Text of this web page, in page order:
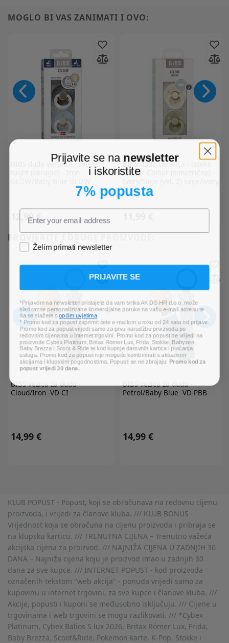
MOGLO BI VAS ZANIMATI I OVO:
duda varalica - lateks
12,99 €
BIBSduda varalica - lateks
Colour Colour (simetrične) -
PROVJERITE I DRUGE PROIZVODE:
BIBSvezica za dudu -
Cloud/Iron -VD-CI
14,99 €
BIBSvezica za dudu -
Petrol/Baby Blue -VD-PBB
14,99 €
KLUB POPUST - Popust, koji se obračunava na redovnu cijenu
proizvoda, i vrijedi za članove kluba. /// KLUB BONUS -
Vrijednost koja se obračuna na cijenu proizvoda i pribraja se
na klupsku karticu. /// TRENUTNA CIJENA – Trenutno važeća
akcijska cijena za proizvod. /// NAJNIŽA CIJENA U ZADNJIH 30
DANA – Najniža cijena koju je proizvod imao u zadnjih 30
dana za sve kupce. /// INTERNET POPUST - kod proizvoda
označenih tekstom "web akcija" - ponuda vrijedi samo za
kupovinu u internet trgovini, za sve kupce i članove kluba. ///
Akcije, popusti i kuponi se međusobno isključuju. /// Cijene u
trgovinama i web trgovini se mogu razlikovati. /// *Cybex
Platinum, Cybex Balios S lux 2026, Britax Römer Lux, Frida,
Baby Brezza, Scoot&Ride, Pokemon karte, K-Pop, Stokke i
Prijavite se na newsletter
i iskoristite
7% popusta
Želim primati newsletter
PRIJAVITE SE
*Prijavom na newsletter pristajete da vam tvrtka AKIDS HR d.o.o. može
slati razne personalizirane komercijalne poruke na vašu e-mail adresu te
da se slažete sopćim uvjetima
* Promo kod za popust zaprimit ćete e-mailom u roku od 24 sata od prijave.
Promo kod za popust vrijedi samo za prvu narudžbu proizvoda po
redovnim cijenama u internet trgovini. Promo kod za popust ne vrijedi na
proizvode Cybex Platinum, Britax Römer Lux, Frida, Stokke, Babyzen,
Baby Brezza i Scoot & Ride te kod kupnje darovnih kartica i plaćanja
usluga. Promo kod za popust nije moguće kombinirati s aktualnim
akcijama i klupskim pogodnostima. Popusti se ne zbrajaju. Promo kod za
popust vrijedi 30 dana.